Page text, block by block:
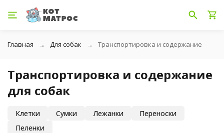
Главная Для собак Транспортировка и содержание
Транспортировка и содержание
для собак
Клетки Сумки Лежанки
Переноски
Пеленки